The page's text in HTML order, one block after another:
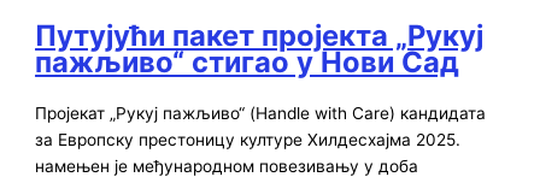
Путујући пакет пројекта „Рукуј
пажљиво“ стигао у Нови Сад
Пројекат „Рукуј пажљиво“ (Handle with Care) кандидата
за Европску престоницу културе Хилдесхајма 2025.
намењен је међународном повезивању у доба